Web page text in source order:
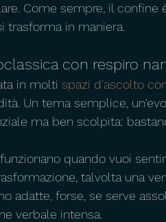
Come sempre, il
trasforma in maniera.
con respiro
in molti spazi d'ascolto
Un tema semplice,
ma ben scolpita:
quando vuoi
talvolta una
adatte, forse, se serve
verbale intensa.